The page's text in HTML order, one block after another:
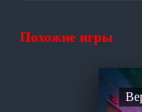
Похожие игры